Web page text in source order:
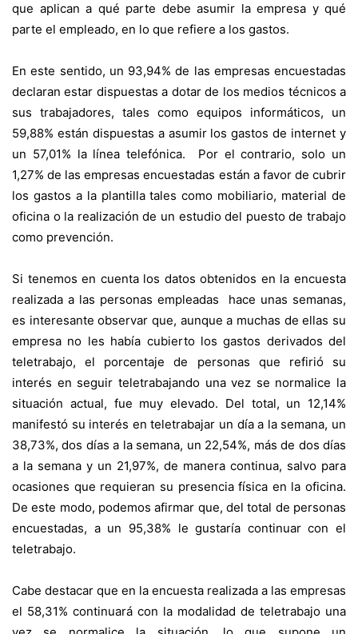
que aplican a qué parte debe asumir la empresa y qué
parte el empleado, en lo que refiere a los gastos.
En este sentido, un 93,94% de las empresas encuestadas
declaran estar dispuestas a dotar de los medios técnicos a
sus trabajadores, tales como equipos informáticos, un
59,88% están dispuestas a asumir los gastos de internet y
un 57,01% la línea telefónica. Por el contrario, solo un
1,27% de las empresas encuestadas están a favor de cubrir
los gastos a la plantilla tales como mobiliario, material de
oficina o la realización de un estudio del puesto de trabajo
como prevención.
Si tenemos en cuenta los datos obtenidos en la encuesta
realizada a las personas empleadas hace unas semanas,
es interesante observar que, aunque a muchas de ellas su
empresa no les había cubierto los gastos derivados del
teletrabajo, el porcentaje de personas que refirió su
interés en seguir teletrabajando una vez se normalice la
situación actual, fue muy elevado. Del total, un 12,14%
manifestó su interés en teletrabajar un día a la semana, un
38,73%, dos días a la semana, un 22,54%, más de dos días
a la semana y un 21,97%, de manera continua, salvo para
ocasiones que requieran su presencia física en la oficina.
De este modo, podemos afirmar que, del total de personas
encuestadas, a un 95,38% le gustaría continuar con el
teletrabajo.
Cabe destacar que en la encuesta realizada a las empresas
el 58,31% continuará con la modalidad de teletrabajo una